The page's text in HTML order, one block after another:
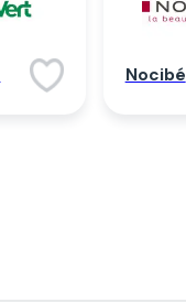
Nocibé